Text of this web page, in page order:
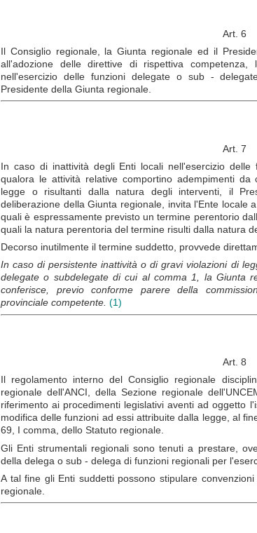
Art. 6
Il Consiglio regionale, la Giunta regionale ed il
all'adozione delle direttive di rispettiva
nell'esercizio delle funzioni delegate o sub -
Presidente della Giunta regionale.
Art. 7
In caso di inattività degli Enti locali nell'esercizio
qualora le attività relative comportino adempimenti
legge o risultanti dalla natura degli interventi, il
deliberazione della Giunta regionale, invita l'Ente locale
quali è espressamente previsto un termine perentorio
quali la natura perentoria del termine risulti dalla natura
Decorso inutilmente il termine suddetto, provvede
In caso di persistente inattività o di gravi violazioni di
delegate o subdelegate di cui al comma 1, la Giunta
conferisce, previo conforme parere della
provinciale competente. (1)
Art. 8
Il regolamento interno del Consiglio regionale
regionale dell'ANCI, della Sezione regionale
riferimento ai procedimenti legislativi aventi ad oggetto
modifica delle funzioni ad essi attribuite dalla legge, al
69, I comma, dello Statuto regionale.
Gli Enti strumentali regionali sono tenuti a prestare,
della delega o sub - delega di funzioni regionali per
A tal fine gli Enti suddetti possono stipulare
regionale.